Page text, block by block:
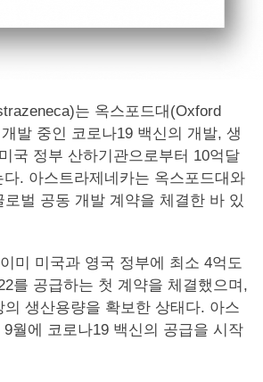
는 옥스포드대(Oxford
발 중인 코로나19 백신의 개발, 생
국 정부 산하기관으로부터 10억달
. 아스트라제네카는 옥스포드대와
로벌 공동 개발 계약을 체결한 바 있
미 미국과 영국 정부에 최소 4억도
를 공급하는 첫 계약을 체결했으며,
의 생산용량을 확보한 상태다. 아스
월에 코로나19 백신의 공급을 시작